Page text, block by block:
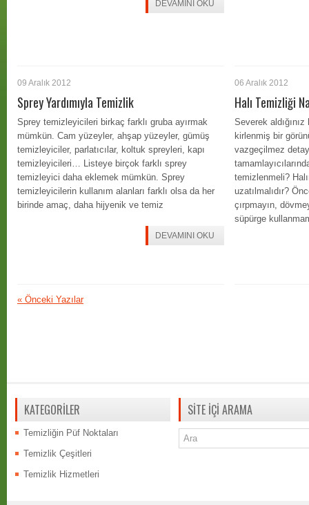
DEVAMINI OKU
09 Aralık 2012
Sprey Yardımıyla Temizlik
Sprey temizleyicileri birkaç farklı gruba ayırmak
mümkün. Cam yüzeyler, ahşap yüzeyler, gümüş
temizleyiciler, parlatıcılar, koltuk spreyleri, kapı
temizleyicileri… Listeye birçok farklı sprey
temizleyici daha eklemek mümkün. Sprey
temizleyicilerin kullanım alanları farklı olsa da her
birinde amaç, daha hijyenik ve temiz
DEVAMINI OKU
06 Aralık 2012
Halı Temizliği
Severek
kirlenmiş bir
vazgeçilmez
temizlenmeli?
uzatılmalıdır?
çırpmayın,
süpürge
« Önceki Yazılar
KATEGORİLER
Temizliğin Püf Noktaları
Temizlik Çeşitleri
Temizlik Hizmetleri
SİTE İÇİ ARAMA